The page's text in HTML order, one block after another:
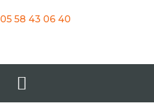
05 58 43 06 40